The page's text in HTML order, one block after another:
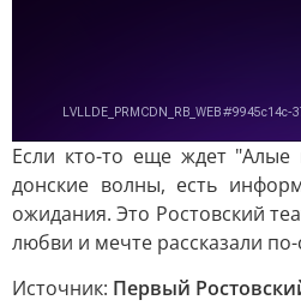
Если кто-то еще ждет "Алые
донские волны, есть
ожидания. Это Ростовский
любви и мечте рассказали
Источник: Первый